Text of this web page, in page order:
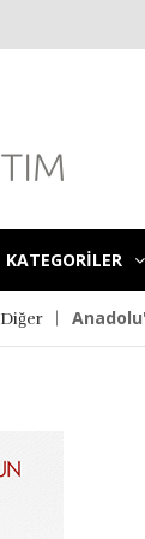
KATEGORİLER
Diğer